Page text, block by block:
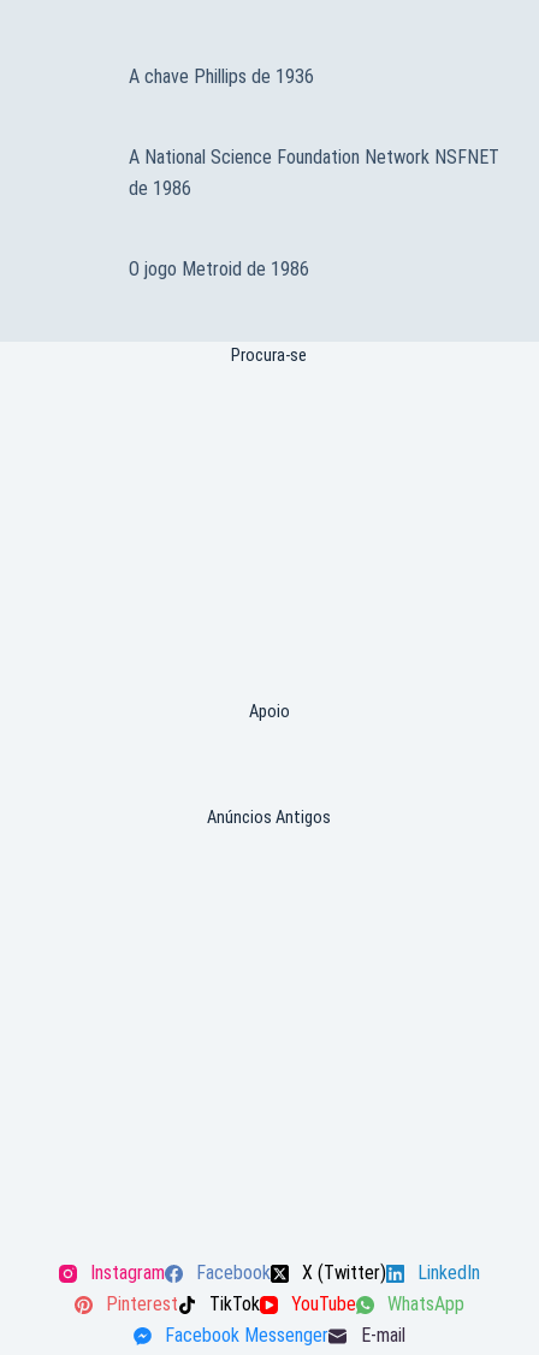
A chave Phillips de 1936
A National Science Foundation Network NSFNET
de 1986
O jogo Metroid de 1986
Procura-se
Apoio
Anúncios Antigos
Instagram Facebook X (Twitter)
LinkedIn
Pinterest
TikTok YouTube
WhatsApp
Facebook Messenger
E-mail